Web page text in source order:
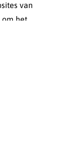
van
om het